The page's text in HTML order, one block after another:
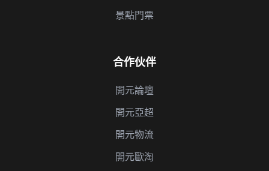
景點門票
合作伙伴
開元論壇
開元亞超
開元物流
開元歐淘